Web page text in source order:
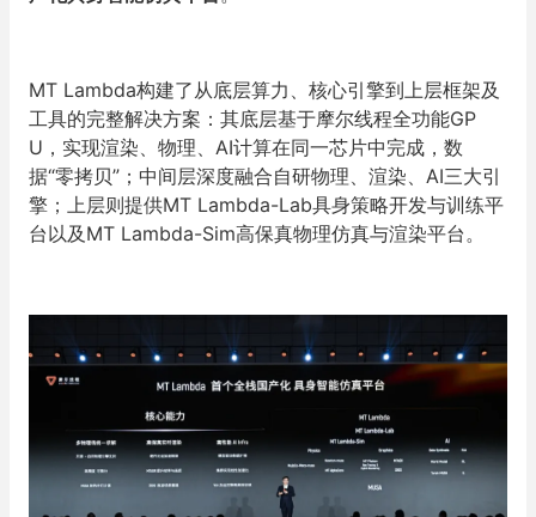
MT Lambda构建了从底层算力、核心引擎到上层框架及
工具的完整解决方案：其底层基于摩尔线程全功能GP
U，实现渲染、物理、AI计算在同一芯片中完成，数
据“零拷贝”；中间层深度融合自研物理、渲染、AI三大引
擎；上层则提供MT Lambda-Lab具身策略开发与训练平
台以及MT Lambda-Sim高保真物理仿真与渲染平台。